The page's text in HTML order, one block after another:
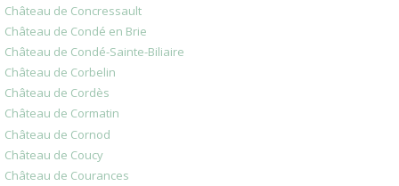
Château de Concressault
Château de Condé en Brie
Château de Condé-Sainte-Biliaire
Château de Corbelin
Château de Cordès
Château de Cormatin
Château de Cornod
Château de Coucy
Château de Courances